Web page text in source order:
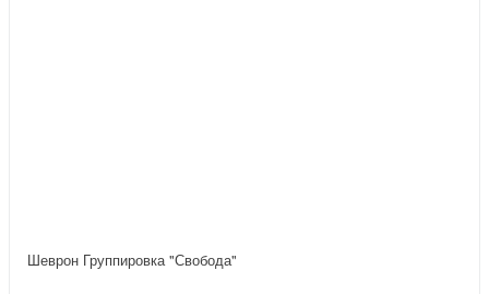
Шеврон Группировка "Свобода"